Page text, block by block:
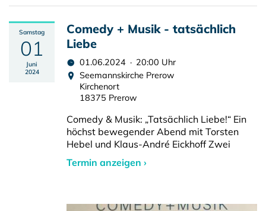
Samstag
01
Juni
2024
Comedy + Musik - tatsächlich
Liebe
01.06.2024 · 20:00 Uhr
Seemannskirche Prerow
Kirchenort
18375 Prerow
Comedy & Musik: „Tatsächlich Liebe!“ Ein
höchst bewegender Abend mit Torsten
Hebel und Klaus-André Eickhoff Zwei
Termin anzeigen ›